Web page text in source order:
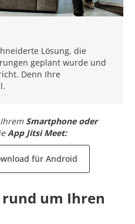
Lösung, die
geplant wurde und
Denn Ihre
Smartphone oder
App Jitsi Meet:
für Android
rund um Ihren